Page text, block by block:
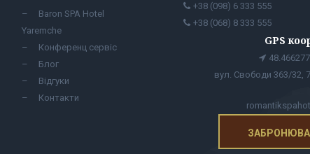
Baron SPA Hotel
Yaremche
Конференц сервіс
Блог
Відгуки
Контакти
+38 (098) 6 333 555
+38 (068) 8 333 555
GPS
вул. Свободи 363/32,